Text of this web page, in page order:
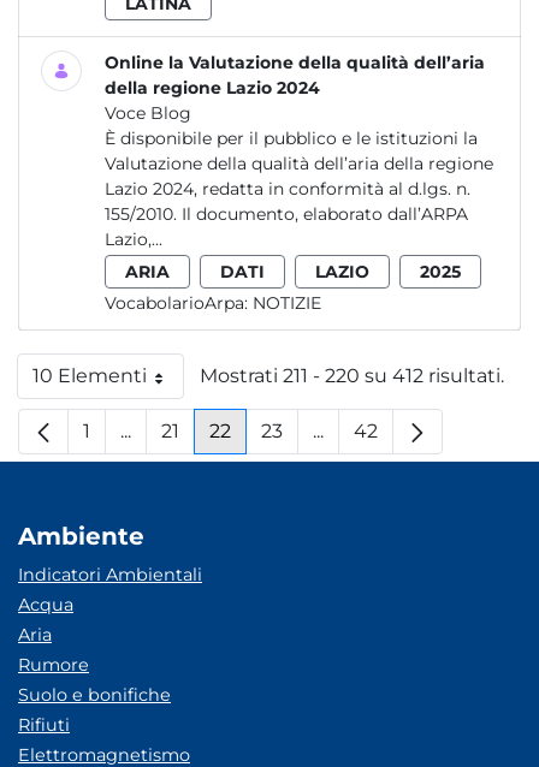
Online la Valutazione della qualità dell’aria
della regione Lazio 2024
Voce Blog
È disponibile per il pubblico e le istituzioni la
Valutazione della qualità dell’aria della regione
Lazio 2024, redatta in conformità al d.lgs. n.
155/2010. Il documento, elaborato dall’ARPA
Lazio,...
ARIA
DATI LAZIO
2025
VocabolarioArpa: NOTIZIE
10 ElementiPer paginaMostrati 211 - 220 su 412 risultati.
Pagina
1 ...Pagine intermedie
Pagina
21 Pagina
22 Pagina
23 ...Pagine intermedie
Pagina
42
Ambiente
Indicatori Ambientali
Acqua
Aria
Rumore
Suolo e bonifiche
Rifiuti
Elettromagnetismo